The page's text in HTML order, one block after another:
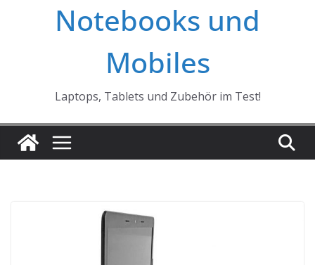
Notebooks und
Mobiles
Laptops, Tablets und Zubehör im Test!